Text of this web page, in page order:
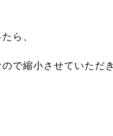
ら、
ので縮小させていただ